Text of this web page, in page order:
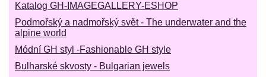
Katalog GH-IMAGEGALLERY-ESHOP
Podmořský a nadmořský svět - The underwater and the
alpine world
Módní GH styl -Fashionable GH style
Bulharské skvosty - Bulgarian jewels